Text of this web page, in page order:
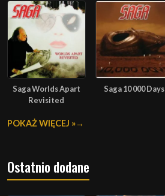
Saga Worlds Apart
Revisited
Saga 10 000 Days
POKAŻ WIĘCEJ »
Ostatnio dodane